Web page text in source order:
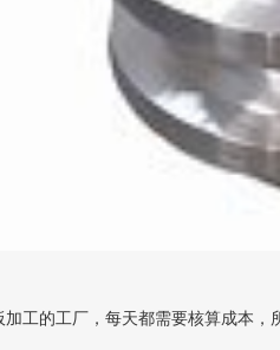
的工厂，每天都需要核算成本，